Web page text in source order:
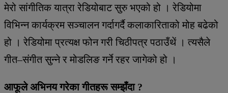
मेरो सांगीतिक यात्रा रेडियोबाट सुरु भएको हो । रेडियोमा
विभिन्न कार्यक्रम सञ्चालन गर्दागर्दै कलाकारिताको मोह बढेको
हो । रेडियोमा प्रत्यक्ष फोन गरी चिठीपत्र पठाउँथें । त्यसैले
गीत–संगीत सुन्ने र मोडलिङ गर्ने रहर जागेको हो ।
आफूले अभिनय गरेका गीतहरू सम्झँदा ?